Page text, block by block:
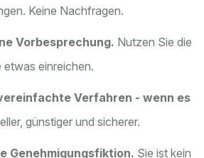
Keine Nachfragen.
Vorbesprechung. Nutzen Sie die
einreichen.
Verfahren - wenn es
günstiger und sicherer.
Genehmigungsfiktion. Sie ist kein